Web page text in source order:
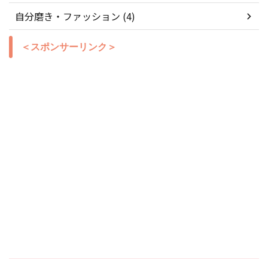
自分磨き・ファッション (4)
＜スポンサーリンク＞